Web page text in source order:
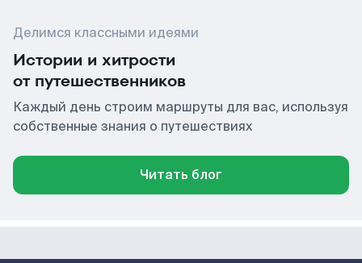
Делимся классными идеями
Истории и хитрости
от путешественников
Каждый день строим маршруты для вас, используя
собственные знания о путешествиях
Читать блог